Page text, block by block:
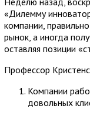
«Дилемму
компании,
рынок, а иногда
оставляя позиции
Профессор
Компании
довольных